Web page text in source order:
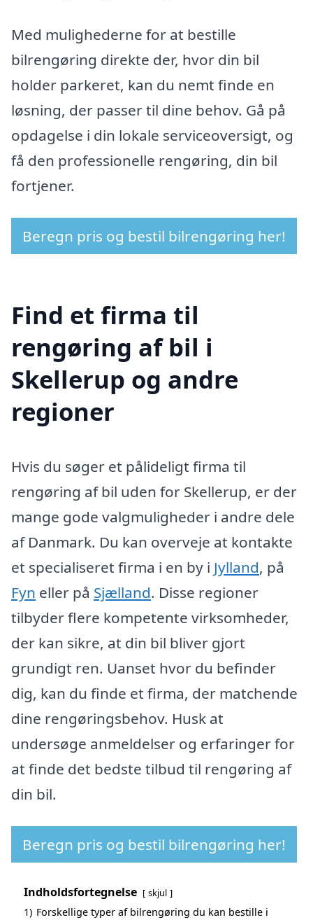
Med mulighederne for at bestille
bilrengøring direkte der, hvor din bil
holder parkeret, kan du nemt finde en
løsning, der passer til dine behov. Gå på
opdagelse i din lokale serviceoversigt, og
få den professionelle rengøring, din bil
fortjener.
Beregn pris og bestil bilrengøring her!
Find et firma til
rengøring af bil i
Skellerup og andre
regioner
Hvis du søger et pålideligt firma til
rengøring af bil uden for Skellerup, er der
mange gode valgmuligheder i andre dele
af Danmark. Du kan overveje at kontakte
et specialiseret firma i en by i Jylland, på
Fyn eller på Sjælland. Disse regioner
tilbyder flere kompetente virksomheder,
der kan sikre, at din bil bliver gjort
grundigt ren. Uanset hvor du befinder
dig, kan du finde et firma, der matchende
dine rengøringsbehov. Husk at
undersøge anmeldelser og erfaringer for
at finde det bedste tilbud til rengøring af
din bil.
Beregn pris og bestil bilrengøring her!
Indholdsfortegnelse skjul
1) Forskellige typer af bilrengøring du kan bestille i